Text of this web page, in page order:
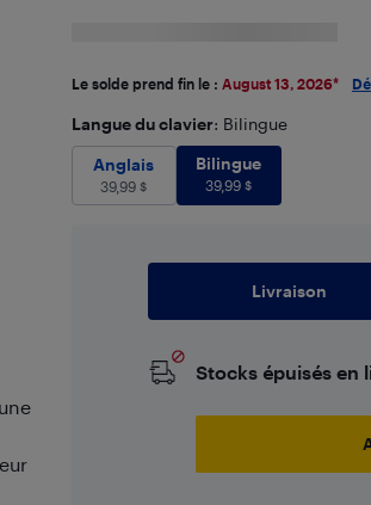
Le solde prend fin le : August 13, 2026*
Langue du clavier: Bilingue
Anglais
39,99$
Anglais
39,99 $
Bilingue
Bilingue
39,99 $
Livraison
Stocks épuisés en